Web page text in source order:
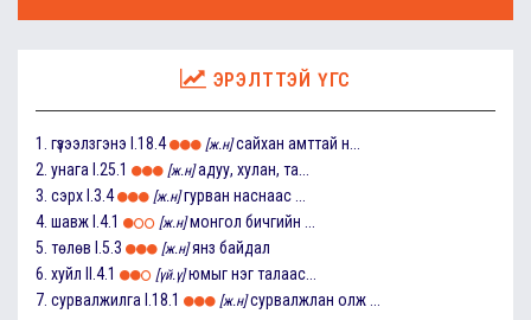
ЭРЭЛТТЭЙ ҮГС
1. гүзээлзгэнэ I.18.4 [ж.н] сайхан амттай н...
2. унага I.25.1 [ж.н] адуу, хулан, та...
3. сэрх I.3.4 [ж.н] гурван наснаас ...
4. шавж I.4.1 [ж.н] монгол бичгийн ...
5. төлөв I.5.3 [ж.н] янз байдал
6. хуйл II.4.1 [үй.ү] юмыг нэг талаас...
7. сурвалжилга I.18.1 [ж.н] сурвалжлан олж ...